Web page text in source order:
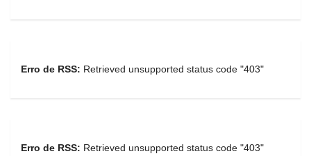
Erro de RSS: Retrieved unsupported status code "403"
Erro de RSS: Retrieved unsupported status code "403"